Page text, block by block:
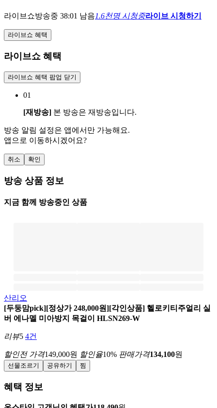
라이브쇼방송중 38:01 남음1.6천명 시청중라이브 시청하기
라이브쇼 혜택
라이브쇼 혜택
라이브쇼 혜택 팝업 닫기
01
[재방송] 본 방송은 재방송입니다.
방송 알림 설정은 앱에서만 가능해요.
앱으로 이동하시겠어요?
취소 확인
방송 상품 정보
지금 함께 방송중인 상품
산리오
[두둥맘pick][정상가 248,000원][각인상품] 헬로키티주얼리 실
버 에나멜 미아방지 목걸이 HLSN269-W
리뷰5 4건
할인전 가격149,000원 할인율10% 판매가격134,100원
선물조르기 공유하기 찜
혜택 정보